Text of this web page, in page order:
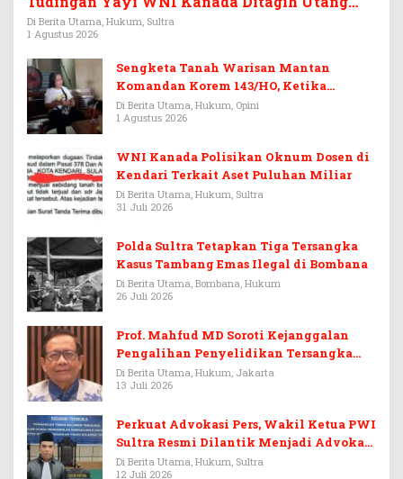
Rp3,6 Miliar
Di Berita Utama, Hukum, Sultra
1 Agustus 2026
Sengketa Tanah Warisan Mantan
Komandan Korem 143/HO, Ketika
Warisan Menjadi Arena Pemerasan
Di Berita Utama, Hukum, Opini
1 Agustus 2026
WNI Kanada Polisikan Oknum Dosen di
Kendari Terkait Aset Puluhan Miliar
Di Berita Utama, Hukum, Sultra
31 Juli 2026
Polda Sultra Tetapkan Tiga Tersangka
Kasus Tambang Emas Ilegal di Bombana
Di Berita Utama, Bombana, Hukum
26 Juli 2026
Prof. Mahfud MD Soroti Kejanggalan
Pengalihan Penyelidikan Tersangka
Febrie Adriansyah
Di Berita Utama, Hukum, Jakarta
13 Juli 2026
Perkuat Advokasi Pers, Wakil Ketua PWI
Sultra Resmi Dilantik Menjadi Advokat
PERADI
Di Berita Utama, Hukum, Sultra
12 Juli 2026